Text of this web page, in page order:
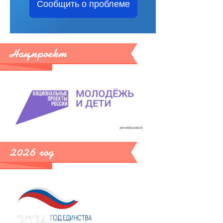
Сообщить о проблеме
Нацпроект
2026 год